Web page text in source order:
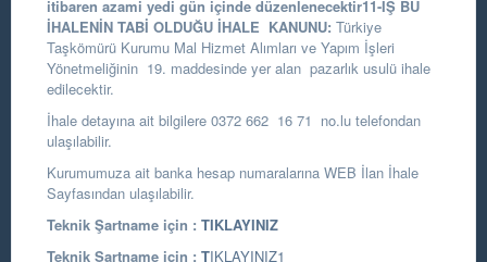
itibaren azami yedi gün içinde düzenlenecektir11-İŞ BU
İHALENİN TABİ OLDUĞU İHALE KANUNU: Türkiye
Taşkömürü Kurumu Mal Hizmet Alımları ve Yapım İşleri
Yönetmeliğinin 19. maddesinde yer alan pazarlık usulü ihale
edilecektir.
İhale detayına ait bilgilere 0372 662 16 71 no.lu telefondan
ulaşılabilir.
Kurumumuza ait banka hesap numaralarına WEB İlan İhale
Sayfasından ulaşılabilir.
Teknik Şartname için : TIKLAYINIZ
Teknik Şartname için : TIKLAYINIZ1